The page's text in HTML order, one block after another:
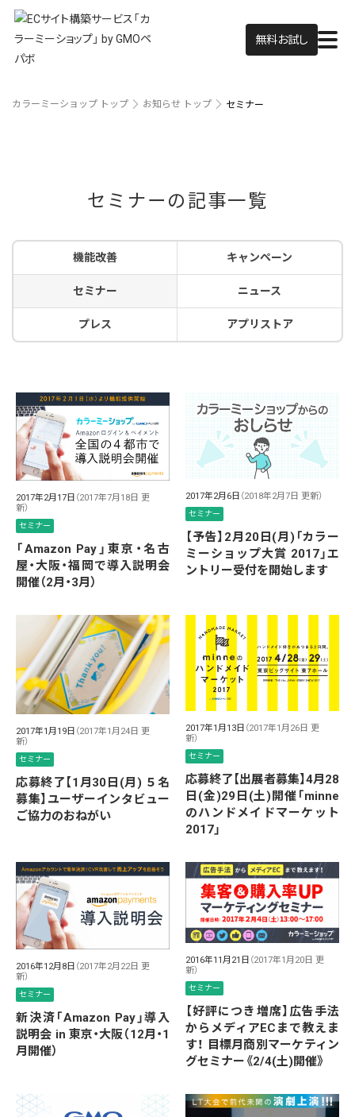
無料お試し
カラーミーショップ トップ お知らせ トップ セミナー
セミナーの記事一覧
機能改善 キャンペーン
セミナー ニュース
プレス アプリストア
2017年2月17日 （2017年7月18日 更
新）
セミナー
「Amazon Pay」東京・名古
屋・大阪・福岡で導入説明会
開催（2月・3月）
2017年2月6日 （2018年2月7日 更新）
セミナー
【予告】2月20日(月)「カラー
ミーショップ大賞 2017」エ
ントリー受付を開始します
2017年1月19日 （2017年1月24日 更
新）
セミナー
応募終了【1月30日(月) ５名
募集】ユーザーインタビュー
ご協力のおねがい
2017年1月13日 （2017年1月26日 更
新）
セミナー
応募終了【出展者募集】4月28
日(金)29日(土)開催「minne
のハンドメイドマーケット
2017」
2016年12月8日 （2017年2月22日 更
新）
セミナー
新決済「Amazon Pay」導入
説明会 in 東京・大阪（12月・1
月開催）
2016年11月21日 （2017年1月20日 更
新）
セミナー
【好評につき増席】広告手法
からメディアECまで教えま
す！ 目標月商別マーケティン
グセミナー《2/4(土)開催》